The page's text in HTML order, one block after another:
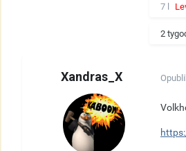
7 l
2
Xandras_X